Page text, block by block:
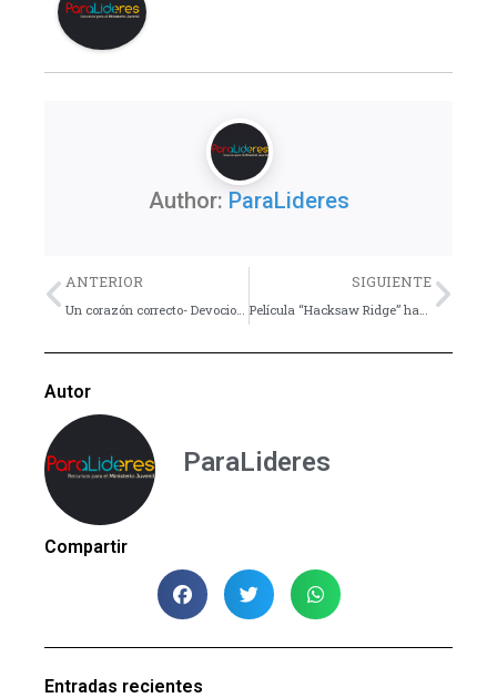
Author: ParaLideres
Previo
ANTERIOR SIGUIENTE
Autor
ParaLideres
Compartir
Entradas recientes